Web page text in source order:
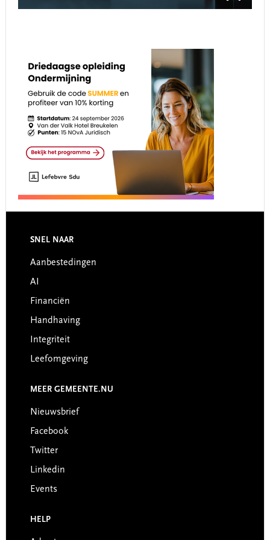
Footer
SNEL NAAR
Aanbestedingen
AI
Financiën
Handhaving
Integriteit
Leefomgeving
MEER GEMEENTE.NU
Nieuwsbrief
Facebook
Twitter
Linkedin
Events
HELP